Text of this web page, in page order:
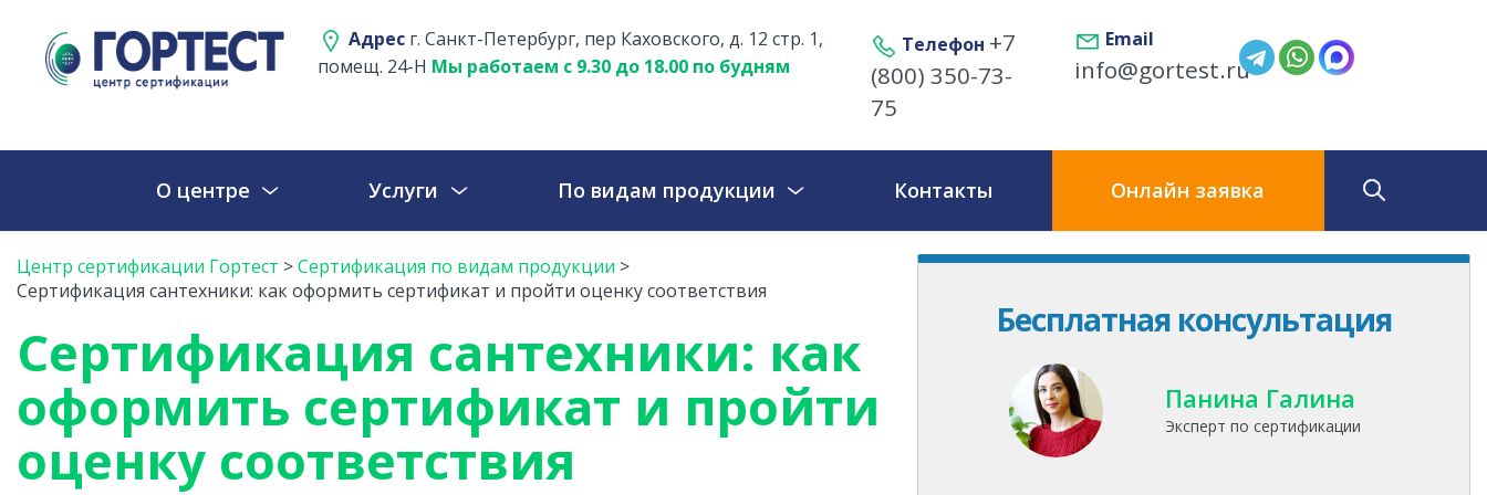
Адрес г. Санкт-Петербург, пер Каховского, д. 12 стр. 1,
помещ. 24-Н Мы работаем с 9.30 до 18.00 по будням
Телефон +7
(800) 350-73-
75
Email
info@gortest.ru
О центре Услуги По видам продукции Контакты Онлайн заявка
Центр сертификации Гортест >Сертификация по видам продукции >
Сертификация сантехники: как оформить сертификат и пройти оценку соответствия
Сертификация сантехники: как
оформить сертификат и пройти
оценку соответствия
Бесплатная консультация
Панина Галина
Эксперт по сертификации